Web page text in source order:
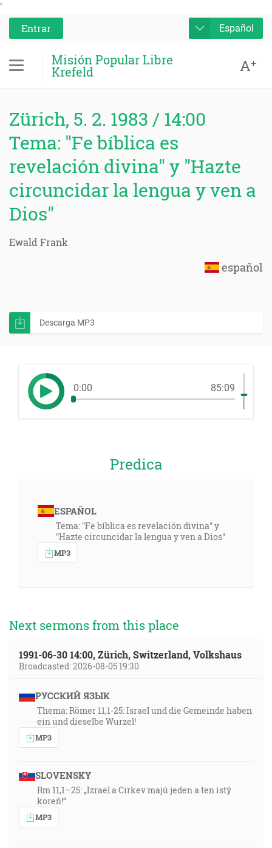
'
Entrar
Español
Misión Popular Libre
Krefeld A+
Zürich, 5. 2. 1983 / 14:00
Tema: "Fe bíblica es
revelación divina" y "Hazte
circuncidar la lengua y ven a
Dios"
Ewald Frank
español
Descarga MP3
0:00 85:09
Predica
ESPAÑOL
Tema: "Fe bíblica es revelación divina" y
"Hazte circuncidar la lengua y ven a Dios"
MP3
Next sermons from this place
1991-06-30 14:00, Zürich, Switzerland, Volkshaus
Broadcasted: 2026-08-05 19:30
РУССКИЙ ЯЗЫК
Thema: Römer 11,1-25: Israel und die Gemeinde haben
ein und dieselbe Wurzel!
MP3
SLOVENSKY
Rm 11,1–25: „Izrael a Cirkev majú jeden a ten istý
koreň!“
MP3